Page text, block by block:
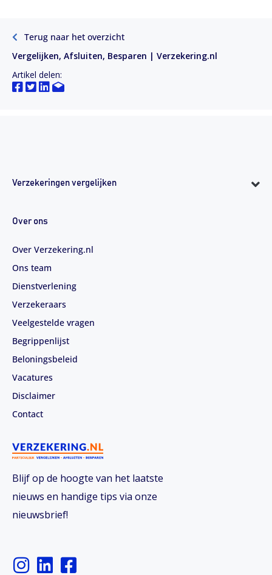
Terug naar het overzicht
Vergelijken, Afsluiten, Besparen | Verzekering.nl
Artikel delen:
Blijf op de hoogte van het laatste
nieuws en handige tips via onze
nieuwsbrief!
I L F
Verzekeringen vergelijken
Over ons
Over Verzekering.nl
Ons team
Dienstverlening
Verzekeraars
Veelgestelde vragen
Begrippenlijst
Beloningsbeleid
Vacatures
Disclaimer
Contact